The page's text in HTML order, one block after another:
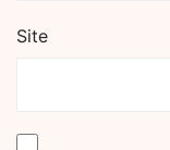
Site